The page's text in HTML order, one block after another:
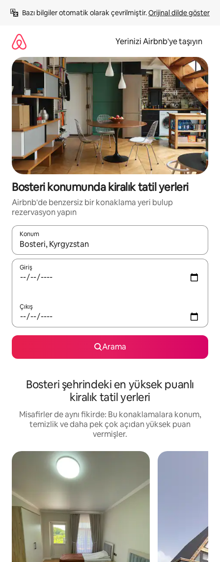
atla
Bazı bilgiler otomatik olarak çevrilmiştir. Orijinal dilde göster
Yerinizi Airbnb'ye taşıyın
Bosteri konumunda kiralık tatil yerleri
Airbnb'de benzersiz bir konaklama yeri bulup
rezervasyon yapın
Konum
Sonuçlar kullanılabilir olduğunda yukarı ve aşağı oklarıyla
Giriş
Çıkış
Arama
Bosteri şehrindeki en yüksek puanlı
kiralık tatil yerleri
Misafirler de aynı fikirde: Bu konaklamalara konum,
temizlik ve daha pek çok açıdan yüksek puan
vermişler.